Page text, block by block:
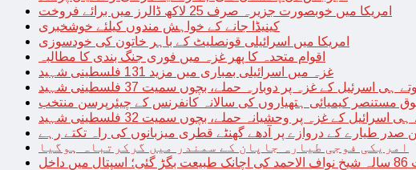
امریکا میں خوبصورت جزیرہ صرف 25 لاکھ ڈالرز میں برائے فروخت
کینیڈا جانے کے خواہش مندوں کیلئے خوشخبری
امریکا میں اسرائیلی قونصلیٹ کے باہر خاتون کی خودسوزی
اقوام متحدہ کا پھر غزہ میں فوری جنگ بندی کا مطالبہ
غزہ میں اسرائیلی بمباری میں مزید 131 فلسطینی شہید
اسرئیل کے غزہ پر دوبارہ حملے، بچوں سمیت 37 فلسطینی شہید
مستنصر کیمیائی ہتھیاروں کی سالانہ کانفرنس کے چیئرپرسن منتخب
کے غزہ پر وحشیانہ حملے، بچوں سمیت 32 فلسطینی شہید
صدر طیارے کے دروازے پر آدھے گھنٹے قطری میزبانوں کی راہ تکتے رہے
امریکی فوجی طیارہ جاپان کے سمندر میں گرکرتباہ ہوگیا